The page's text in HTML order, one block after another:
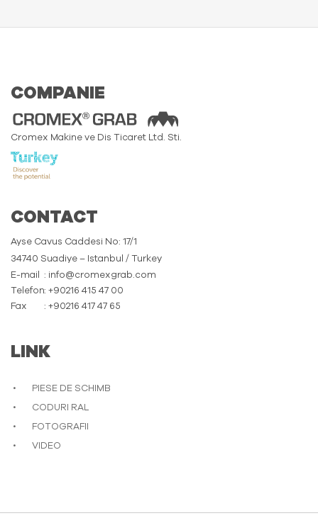
COMPANIE
Cromex Makine ve Dis Ticaret Ltd. Sti.
CONTACT
Ayse Cavus Caddesi No: 17/1
34740 Suadiye – Istanbul / Turkey
E-mail
: info@cromexgrab.com
Telefon: +90216 415 47 00
Fax
: +90216 417 47 65
LINK
PIESE DE SCHIMB
CODURI RAL
FOTOGRAFII
VIDEO